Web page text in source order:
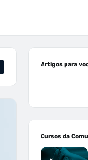
Artigos para
Cursos da